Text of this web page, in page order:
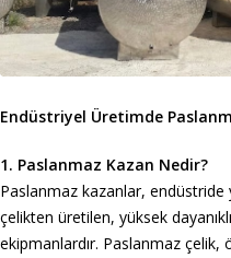
Endüstriyel Üretimde
1. Paslanmaz Kazan Nedir?
Paslanmaz kazanlar, endüstride
çelikten üretilen, yüksek
ekipmanlardır. Paslanmaz çelik,